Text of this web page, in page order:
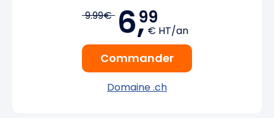
9.99€ 6,99
€ HT/an
Commander
Domaine .ch